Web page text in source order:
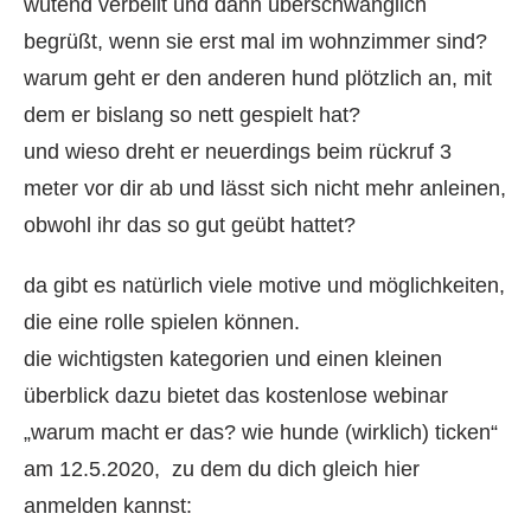
begrüßt, wenn sie erst mal im wohnzimmer sind?
warum geht er den anderen hund plötzlich an, mit
dem er bislang so nett gespielt hat?
und wieso dreht er neuerdings beim rückruf 3
meter vor dir ab und lässt sich nicht mehr anleinen,
obwohl ihr das so gut geübt hattet?
da gibt es natürlich viele motive und möglichkeiten,
die eine rolle spielen können.
die wichtigsten kategorien und einen kleinen
überblick dazu bietet das kostenlose webinar
„warum macht er das? wie hunde (wirklich) ticken“
am 12.5.2020, zu dem du dich gleich hier
anmelden kannst: